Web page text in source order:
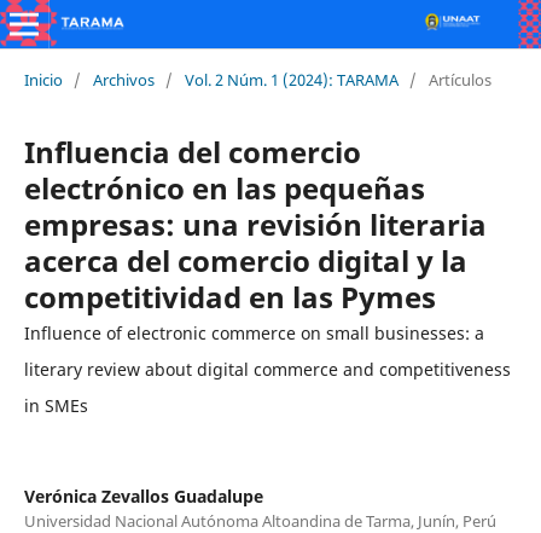
Inicio / Archivos / Vol. 2 Núm. 1 (2024): TARAMA / Artículos
Influencia del comercio
electrónico en las pequeñas
empresas: una revisión literaria
acerca del comercio digital y la
competitividad en las Pymes
Influence of electronic commerce on small businesses: a
literary review about digital commerce and competitiveness
in SMEs
Verónica Zevallos Guadalupe
Universidad Nacional Autónoma Altoandina de Tarma, Junín, Perú